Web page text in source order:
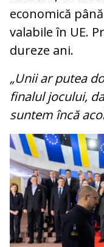
economică
valabile în UE.
dureze ani.
„Unii ar putea
finalul jocului,
suntem încă